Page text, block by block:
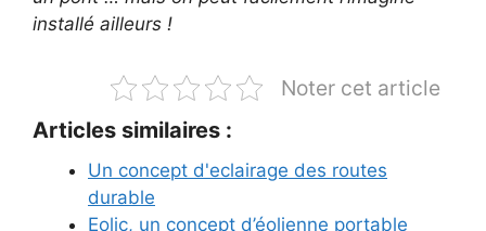
installé ailleurs !
Noter cet article
Articles similaires :
Un concept d'eclairage des routes
durable
Eolic, un concept d’éolienne portable